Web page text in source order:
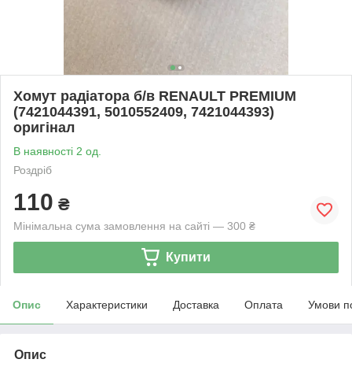
Хомут радіатора б/в RENAULT PREMIUM
(7421044391, 5010552409, 7421044393)
оригінал
В наявності 2 од.
Роздріб
110 ₴
Мінімальна сума замовлення на сайті — 300 ₴
Купити
Опис Характеристики Доставка Оплата Умови
Опис